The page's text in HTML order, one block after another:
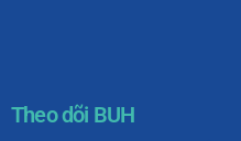
Theo dõi BUH